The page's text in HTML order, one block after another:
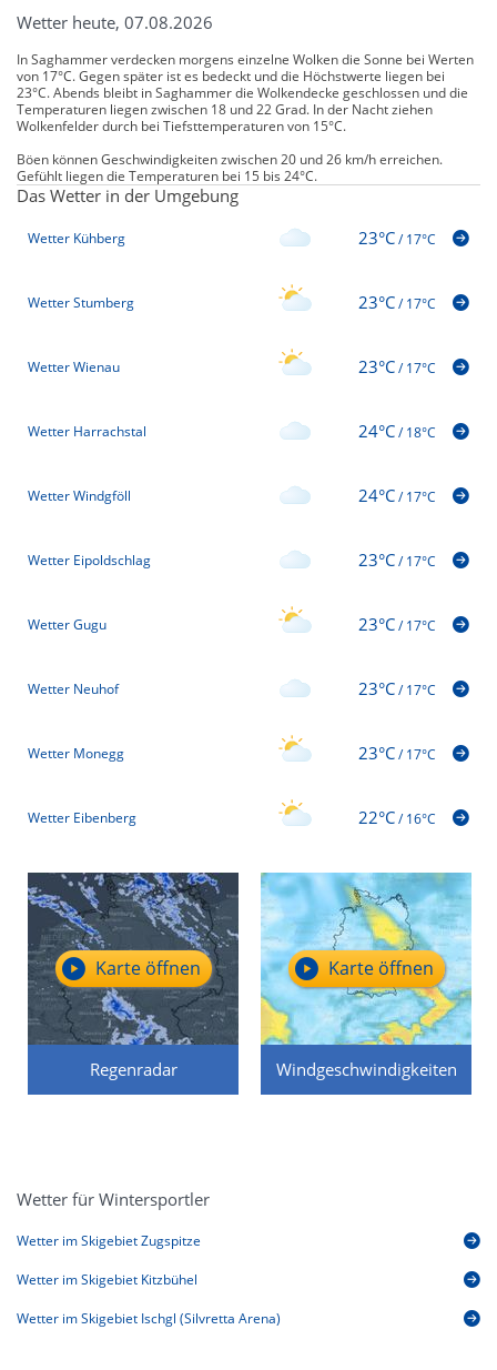
Wetter heute, 07.08.2026
In Saghammer verdecken morgens einzelne Wolken die Sonne bei Werten
von 17°C. Gegen später ist es bedeckt und die Höchstwerte liegen bei
23°C. Abends bleibt in Saghammer die Wolkendecke geschlossen und die
Temperaturen liegen zwischen 18 und 22 Grad. In der Nacht ziehen
Wolkenfelder durch bei Tiefsttemperaturen von 15°C.
Böen können Geschwindigkeiten zwischen 20 und 26 km/h erreichen.
Gefühlt liegen die Temperaturen bei 15 bis 24°C.
Das Wetter in der Umgebung
Wetter Kühberg 23°C/17°C
Wetter Stumberg 23°C/17°C
Wetter Wienau 23°C/17°C
Wetter Harrachstal 24°C/18°C
Wetter Windgföll 24°C/17°C
Wetter Eipoldschlag 23°C/17°C
Wetter Gugu 23°C/17°C
Wetter Neuhof 23°C/17°C
Wetter Monegg 23°C/17°C
Wetter Eibenberg 22°C/16°C
Regenradar
Karte öffnen
Windgeschwindigkeiten
Karte öffnen
Wetter für Wintersportler
Wetter im Skigebiet Zugspitze
Wetter im Skigebiet Kitzbühel
Wetter im Skigebiet Ischgl (Silvretta Arena)